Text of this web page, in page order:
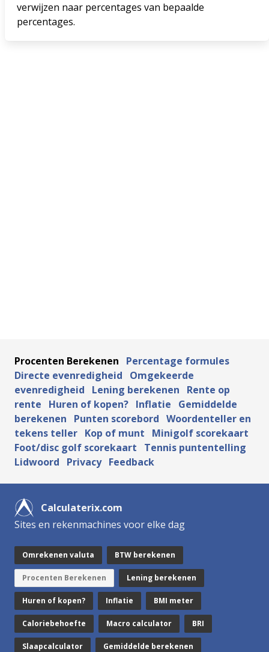
verwijzen naar percentages van bepaalde
percentages.
Procenten Berekenen
Percentage formules
Directe evenredigheid
Omgekeerde
evenredigheid
Lening berekenen
Rente op
rente
Huren of kopen? Inflatie
Gemiddelde
berekenen
Punten scorebord Woordenteller en
tekens teller Kop of munt
Minigolf scorekaart
Foot/disc golf scorekaart
Tennis puntentelling
Lidwoord
Privacy Feedback
Calculaterix.com
Sites en rekenmachines voor elke dag
Omrekenen valuta BTW berekenen
Procenten Berekenen Lening berekenen
Huren of kopen? Inflatie BMI meter
Caloriebehoefte Macro calculator BRI
Slaapcalculator Gemiddelde berekenen